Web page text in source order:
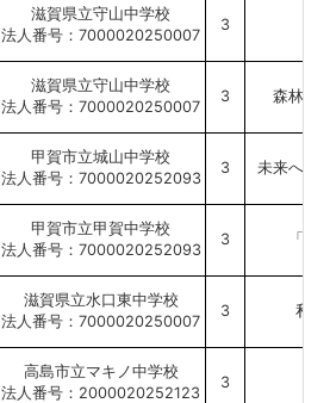
滋賀県立守山中学校
法人番号：7000020250007
3
滋賀県立守山中学校
法人番号：7000020250007
3 森林環
甲賀市立城山中学校
法人番号：7000020252093
3 未来への
甲賀市立甲賀中学校
法人番号：7000020252093
3 「税
滋賀県立水口東中学校
法人番号：7000020250007
3 私
高島市立マキノ中学校
法人番号：2000020252123
3